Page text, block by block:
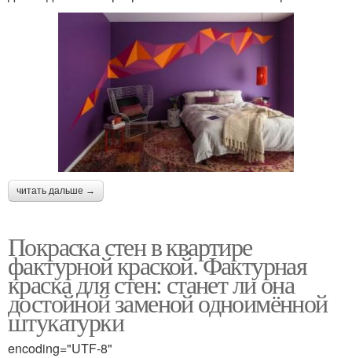
читать дальше →
Покраска стен в квартире
фактурной краской. Фактурная
краска для стен: станет ли она
достойной заменой одноимённой
штукатурки
encoding="UTF-8"